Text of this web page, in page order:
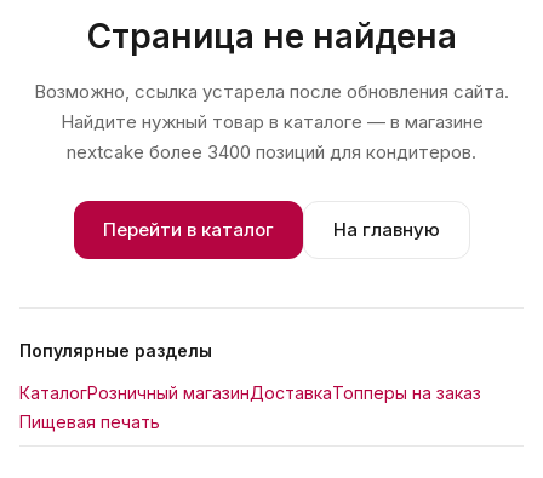
Страница не найдена
Возможно, ссылка устарела после обновления сайта.
Найдите нужный товар в каталоге — в магазине
nextcake более 3400 позиций для кондитеров.
Перейти в каталог На главную
Популярные разделы
КаталогРозничный магазинДоставкаТопперы на заказ
Пищевая печать